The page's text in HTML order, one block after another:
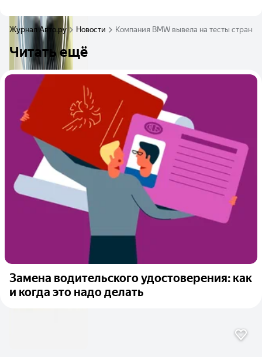
Журнал Авто.ру Новости Компания BMW вывела на тесты
Читать ещё
Замена водительского удостоверения: как
и когда это надо делать